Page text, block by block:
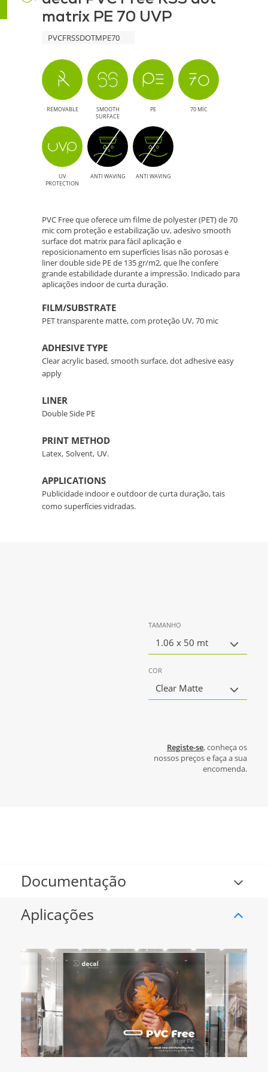
matrix PE 70 UVP
PVCFRSSDOTMPE70
REMOVABLE
SMOOTH
SURFACE
PE 70 MIC
UV
PROTECTION
ANTI WAVING ANTI WAVING
PVC Free que oferece um filme de polyester (PET) de 70
mic com proteção e estabilização uv, adesivo smooth
surface dot matrix para fácil aplicação e
reposicionamento em superfícies lisas não porosas e
liner double side PE de 135 gr/m2, que lhe confere
grande estabilidade durante a impressão. Indicado para
aplicações indoor de curta duração.
FILM/SUBSTRATE
PET transparente matte, com proteção UV, 70 mic
ADHESIVE TYPE
Clear acrylic based, smooth surface, dot adhesive easy
apply
LINER
Double Side PE
PRINT METHOD
Latex, Solvent, UV.
APPLICATIONS
Publicidade indoor e outdoor de curta duração, tais
como superfícies vidradas.
TAMANHO
1.06 x 50 mt
COR
Clear Matte
Registe-se, conheça os
nossos preços e faça a sua
encomenda.
Documentação
Aplicações
70
Solução
Sustentável
Versátil